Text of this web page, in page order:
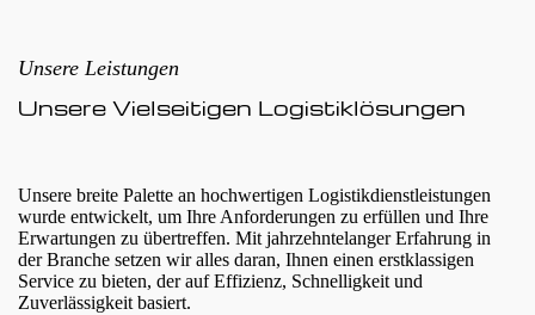
Unsere Leistungen
Unsere Vielseitigen Logistiklösungen
Unsere breite Palette an hochwertigen Logistikdienstleistungen
wurde entwickelt, um Ihre Anforderungen zu erfüllen und Ihre
Erwartungen zu übertreffen. Mit jahrzehntelanger Erfahrung in
der Branche setzen wir alles daran, Ihnen einen erstklassigen
Service zu bieten, der auf Effizienz, Schnelligkeit und
Zuverlässigkeit basiert.